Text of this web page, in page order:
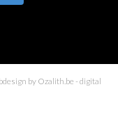
by Ozalith.be - digital